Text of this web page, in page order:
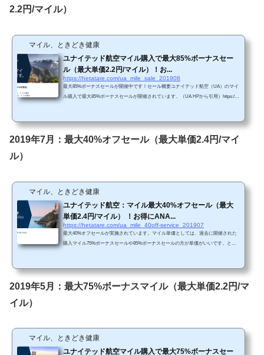
2.2円/マイル）
マイル、ときどき健康
ユナイテッド航空マイル購入で最大85%ボーナスセー
ル（最大単価2.2円/マイル）！お...
https://hetatare.com/ua_mile_sale_201908
最大85%ボーナスセールが開催中です！セール概要ユナイテッド航空（UA）のマイ
ル購入で最大85%ボーナスセールが開催されています。（UA HPから引用）https://b
われました」というエラーが生じてしまったら、以下の方法を試してみて下さ
い。 単価購入マイルによってボーナス割合が変わります。・5,000～29,000マイル購
2019年7月：最大40%オフセール（最大単価2.4円/マイ
ル）
マイル、ときどき健康
ユナイテッド航空：マイル最大40%オフセール（最大
単価2.4円/マイル） ！お得にANA...
https://hetatare.com/ua_mile_40off-service_201907
最大40%オフセールが実施されています。マイル単価としては、過去に開催された
購入マイル75%ボーナスセールや85%ボーナスセールの方が単価がいいです。とな
から引用）https://buymiles.mileageplus.com/united/united_landing_page/#/ja-JP マイル
単価としては、過去に開催された購入マイル75%ボーナスセールや85%ボーナスセ
2019年5月：最大75%ボーナスマイル（最大単価2.2円/マ
イル）
マイル、ときどき健康
ユナイテッド航空マイル購入で最大75%ボーナスセー